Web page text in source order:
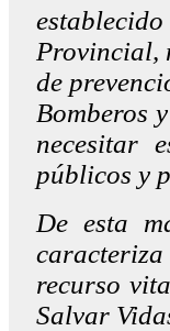
Provincial,
de
Bomberos
necesitar
públicos y
De esta
recurso
Salvar